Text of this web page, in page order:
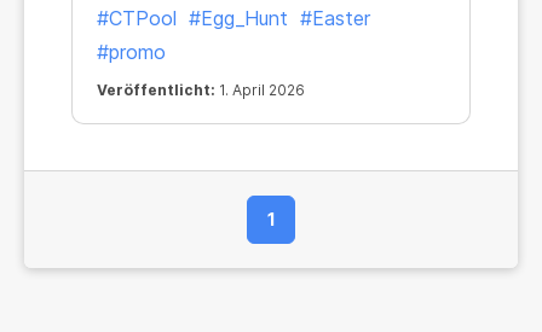
#CTPool #Egg_Hunt #Easter
#promo
Veröffentlicht: 1. April 2026
1